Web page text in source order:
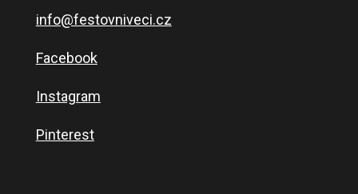
info@festovniveci.cz
Facebook
Instagram
Pinterest